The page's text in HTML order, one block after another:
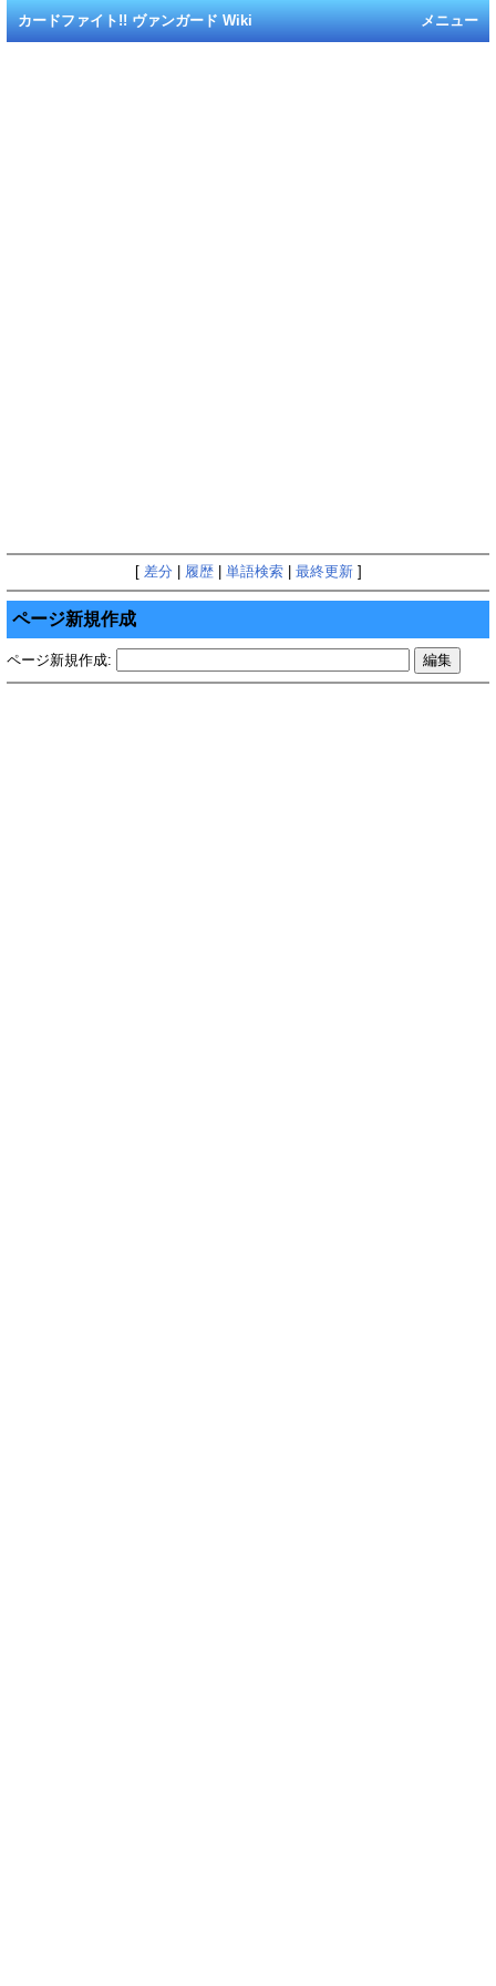
メニュー
カードファイト!! ヴァンガード Wiki
[ 差分 履歴| 単語検索| 最終更新]
ページ新規作成
ページ新規作成: